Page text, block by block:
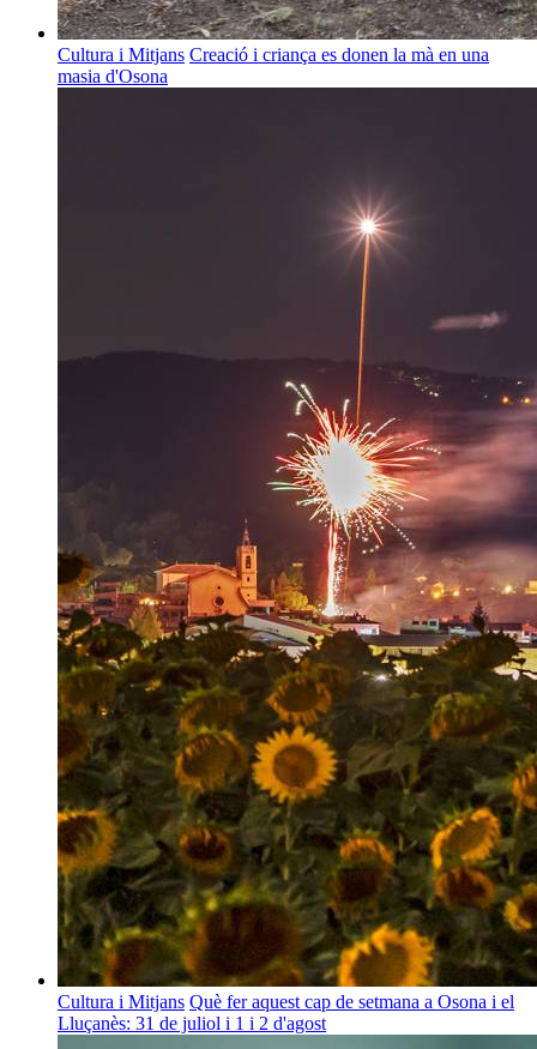
Cultura i Mitjans Creació i criança es donen la mà en una
masia d'Osona
Cultura i Mitjans Què fer aquest cap de setmana a Osona i el
Lluçanès: 31 de juliol i 1 i 2 d'agost